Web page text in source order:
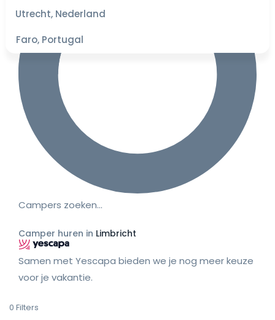
Utrecht, Nederland
Faro, Portugal
Campers zoeken…
Camper huren in Limbricht
Samen met Yescapa bieden we je nog meer keuze
voor je vakantie.
0 Filters